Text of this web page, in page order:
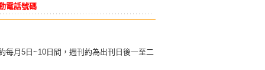
電話號碼
每月5日~10日間，週刊約為出刊日後一至二